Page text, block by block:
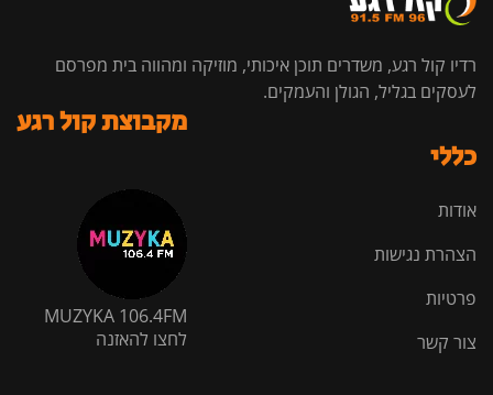
רדיו קול רגע, משדרים תוכן איכותי, מוזיקה ומהווה בית מפרסם
לעסקים בגליל, הגולן והעמקים.
כללי
אודות
הצהרת נגישות
פרטיות
צור קשר
מקבוצת קול רגע
MUZYKA 106.4FM
לחצו להאזנה